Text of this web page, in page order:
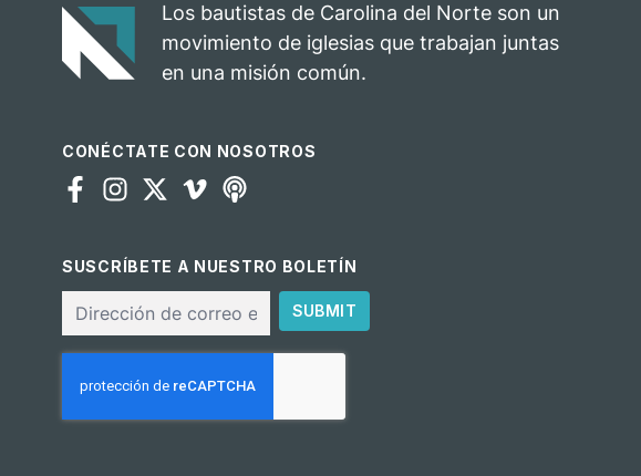
Los bautistas de Carolina del Norte son un
movimiento de iglesias que trabajan juntas
en una misión común.
CONÉCTATE CON NOSOTROS
SUSCRÍBETE A NUESTRO BOLETÍN
electrónico
SUBMIT